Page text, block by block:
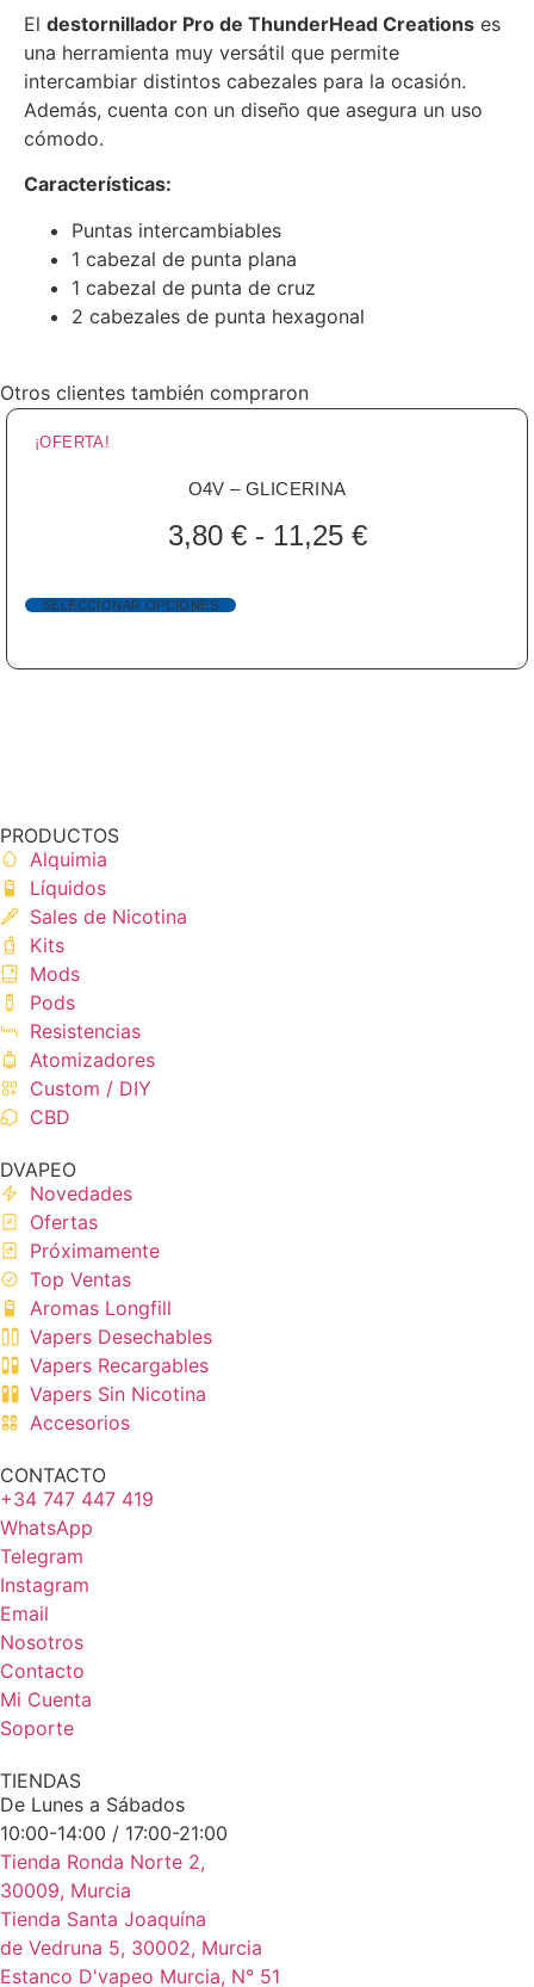
El destornillador Pro de ThunderHead Creations es
una herramienta muy versátil que permite
intercambiar distintos cabezales para la ocasión.
Además, cuenta con un diseño que asegura un uso
cómodo.
Características:
Puntas intercambiables
1 cabezal de punta plana
1 cabezal de punta de cruz
2 cabezales de punta hexagonal
Otros clientes también compraron
¡OFERTA!
O4V – GLICERINA
3,80 € - 11,25 €
SELECCIONAR OPCIONES
PRODUCTOS
Alquimia
Líquidos
Sales de Nicotina
Kits
Mods
Pods
Resistencias
Atomizadores
Custom / DIY
CBD
DVAPEO
Novedades
Ofertas
Próximamente
Top Ventas
Aromas Longfill
Vapers Desechables
Vapers Recargables
Vapers Sin Nicotina
Accesorios
CONTACTO
+34 747 447 419
WhatsApp
Telegram
Instagram
Email
Nosotros
Contacto
Mi Cuenta
Soporte
TIENDAS
De Lunes a Sábados
10:00-14:00 / 17:00-21:00
Tienda Ronda Norte 2,
30009, Murcia
Tienda Santa Joaquína
de Vedruna 5, 30002, Murcia
Estanco D'vapeo Murcia, N° 51